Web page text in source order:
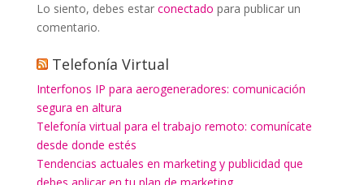
Lo siento, debes estar conectado para publicar un
comentario.
Telefonía Virtual
Interfonos IP para aerogeneradores: comunicación
segura en altura
Telefonía virtual para el trabajo remoto: comunícate
desde donde estés
Tendencias actuales en marketing y publicidad que